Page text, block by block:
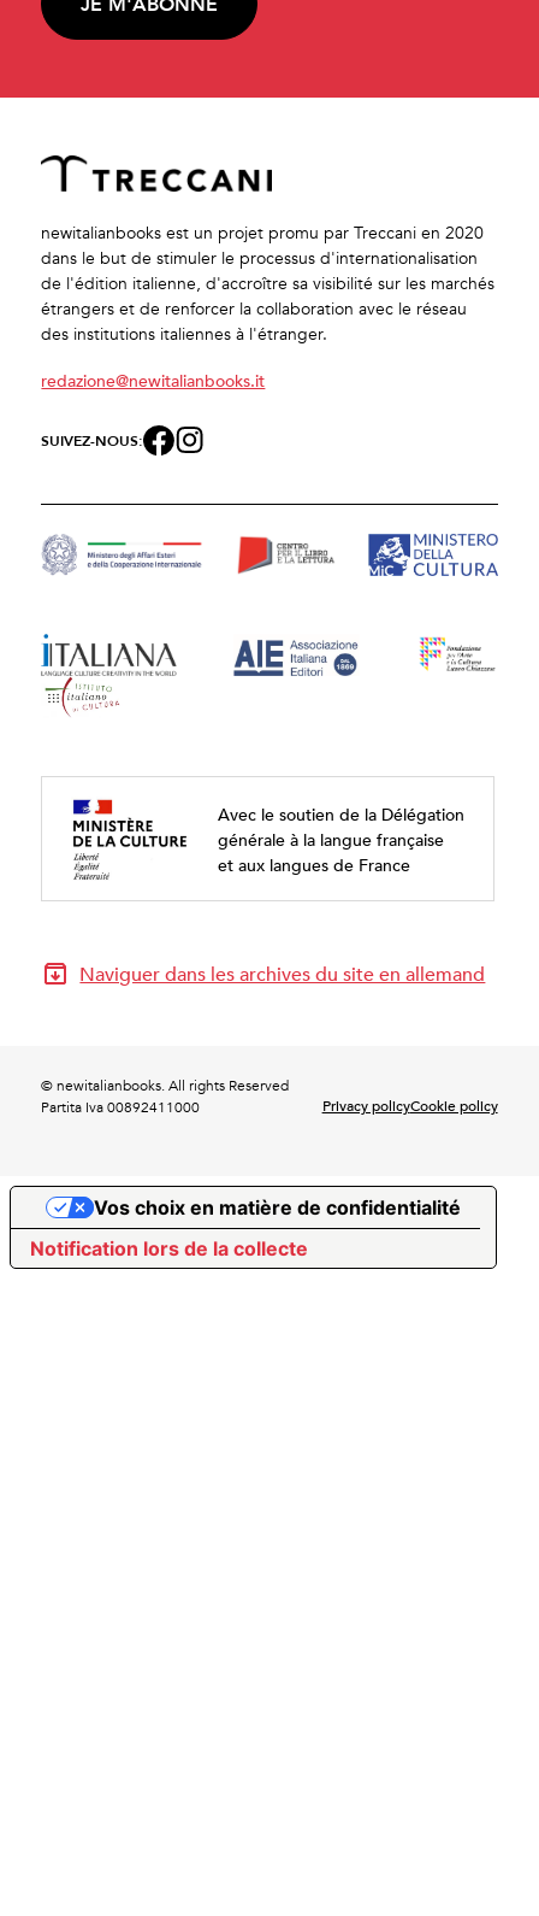
newitalianbooks est un projet promu par Treccani en 2020
dans le but de stimuler le processus d'internationalisation
de l'édition italienne, d'accroître sa visibilité sur les marchés
étrangers et de renforcer la collaboration avec le réseau
des institutions italiennes à l'étranger.
redazione@newitalianbooks.it
SUIVEZ-NOUS:
Avec le soutien de la Délégation
générale à la langue française
et aux langues de France
Naviguer dans les archives du site en allemand
© newitalianbooks. All rights Reserved
Partita Iva 00892411000
Privacy policyCookie policy
Notification lors de la collecte
Vos choix en matière de confidentialité